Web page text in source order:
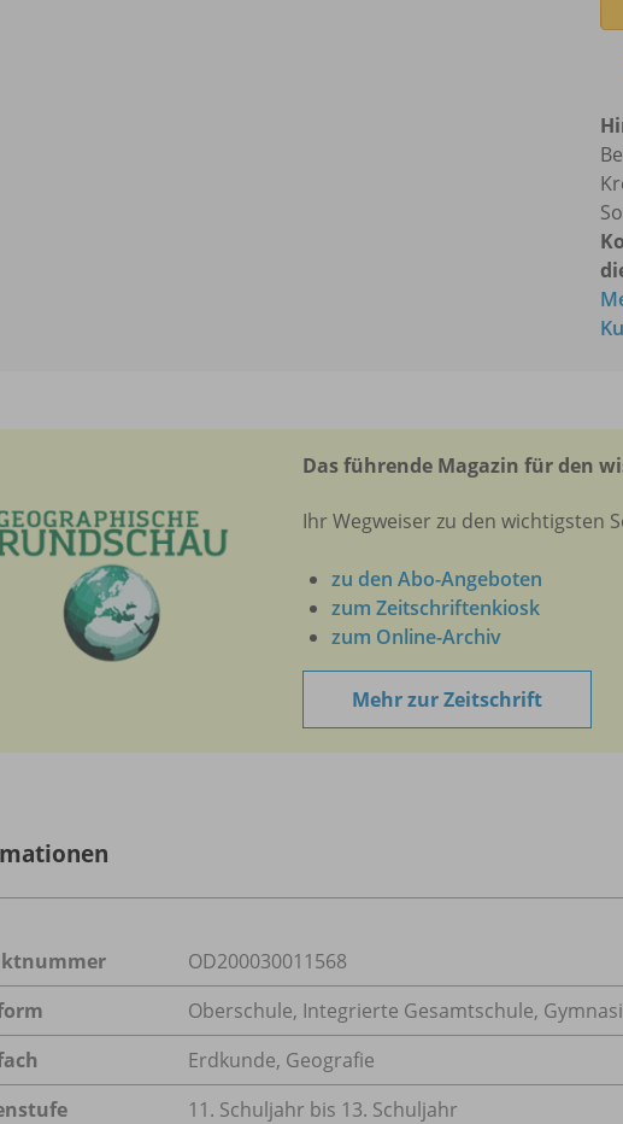
Das führende Magazin für den
Ihr Wegweiser zu den wichtigsten
zu den Abo-Angeboten
zum Zeitschriftenkiosk
zum Online-Archiv
Mehr zur Zeitschrift
OD200030011568
Oberschule, Integrierte Gesamtschule,
Erdkunde, Geografie
11. Schuljahr bis 13. Schuljahr